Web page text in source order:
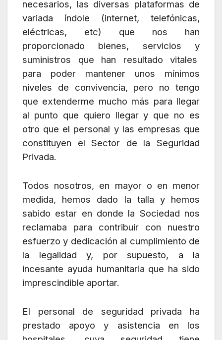
necesarios, las diversas plataformas de
variada índole (internet, telefónicas,
eléctricas, etc) que nos han
proporcionado bienes, servicios y
suministros que han resultado vitales
para poder mantener unos mínimos
niveles de convivencia, pero no tengo
que extenderme mucho más para llegar
al punto que quiero llegar y que no es
otro que el personal y las empresas que
constituyen el Sector de la Seguridad
Privada.
Todos nosotros, en mayor o en menor
medida, hemos dado la talla y hemos
sabido estar en donde la Sociedad nos
reclamaba para contribuir con nuestro
esfuerzo y dedicación al cumplimiento de
la legalidad y, por supuesto, a la
incesante ayuda humanitaria que ha sido
imprescindible aportar.
El personal de seguridad privada ha
prestado apoyo y asistencia en los